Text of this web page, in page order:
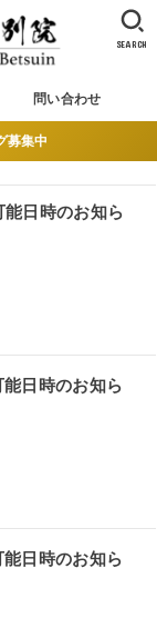
問い合わせ
SEARCH
募集中
日時のお知ら
能日時のお知ら
能日時のお知ら